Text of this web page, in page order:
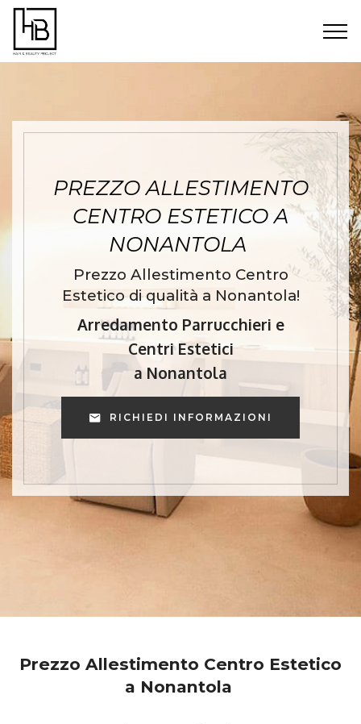
PREZZO ALLESTIMENTO
CENTRO ESTETICO A
NONANTOLA
Prezzo Allestimento Centro
Estetico di qualità a Nonantola!
Arredamento Parrucchieri e
Centri Estetici
a Nonantola
RICHIEDI INFORMAZIONI
Prezzo Allestimento Centro Estetico
a Nonantola